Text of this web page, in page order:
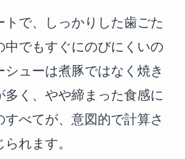
トで、しっかりした歯ごた
中でもすぐにのびにくいの
ューは煮豚ではなく焼き
多く、やや締まった食感に
べてが、意図的で計算さ
れます。